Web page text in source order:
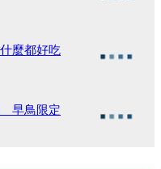
麼都好吃
早鳥限定